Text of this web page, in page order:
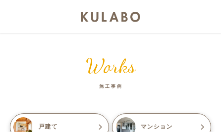
Works
施工事例
戸建て マンション